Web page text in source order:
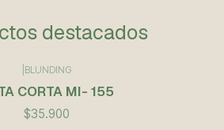
destacados
BLUNDING
CORTA MI- 155
$35.900